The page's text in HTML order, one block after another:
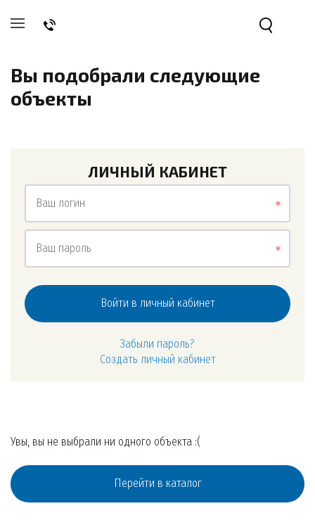
Вы подобрали следующие
объекты
ЛИЧНЫЙ КАБИНЕТ
Ваш логин
Ваш пароль
Войти в личный кабинет
Забыли пароль?
Создать личный кабинет
Увы, вы не выбрали ни одного объекта :(
Перейти в каталог